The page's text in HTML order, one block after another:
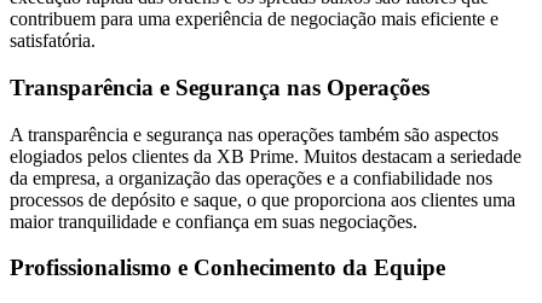
contribuem para uma experiência de negociação mais eficiente e
satisfatória.
Transparência e Segurança nas Operações
A transparência e segurança nas operações também são aspectos
elogiados pelos clientes da XB Prime. Muitos destacam a seriedade
da empresa, a organização das operações e a confiabilidade nos
processos de depósito e saque, o que proporciona aos clientes uma
maior tranquilidade e confiança em suas negociações.
Profissionalismo e Conhecimento da Equipe